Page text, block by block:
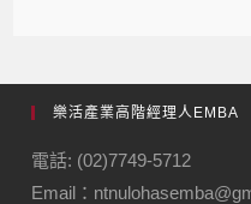
樂活產業高階經理人EMBA
電話: (02)7749-5712
Email：